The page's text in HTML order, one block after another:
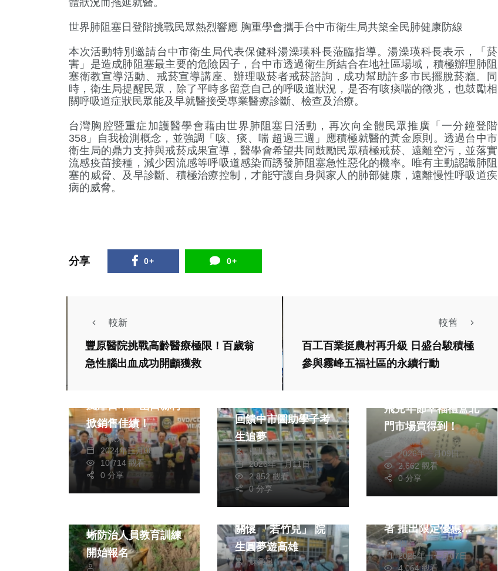
世界肺阻塞日登階挑戰民眾熱烈響應 胸重學會攜手台中市衛生局共築全民肺健康防線
本次活動特別邀請台中市衛生局代表保健科湯澡瑛科長蒞臨指導。湯澡瑛科長表示，「菸
害」是造成肺阻塞最主要的危險因子，台中市透過衛生所結合在地社區場域，積極辦理肺阻
塞衛教宣導活動、戒菸宣導講座、辦理吸菸者戒菸諮詢，成功幫助許多市民擺脫菸癮。同
時，衛生局提醒民眾，除了平時多留意自己的呼吸道狀況，是否有咳痰喘的徵兆，也鼓勵相
關呼吸道症狀民眾能及早就醫接受專業醫療診斷、檢查及治療。
台灣胸腔暨重症加護醫學會藉由世界肺阻塞日活動，再次向全體民眾推廣「一分鐘登階
358」自我檢測概念，並強調「咳、痰、喘 超過三週」應積極就醫的黃金原則。透過台中市
衛生局的鼎力支持與戒菸成果宣導，醫學會希望共同鼓勵民眾積極戒菸、遠離空污，並落實
流感疫苗接種，減少因流感等呼吸道感染而誘發肺阻塞急性惡化的機率。唯有主動認識肺阻
塞的威脅、及早診斷、積極治療控制，才能守護自身與家人的肺部健康，遠離慢性呼吸道疾
病的威脅。
分享 0+ 0+
較新
豐原醫院挑戰高齡醫療極限！百歲翁
急性腦出血成功開顱獲救
較舊
百工百業挺農村再升級 日盛台駿積極
參與霧峰五福社區的永續行動
生活 綜合
美食
風靡日本 山口縣再
掀銷售佳績！
蘇榮泉
2024年三月08日
10,714 觀看
0 分享
生活
回饋中市圖助學子考
生追夢
楊川欽
2026年三月11日
2,852 觀看
0 分享
社會 生活
飛兒年節幸福禮盒北
門市場買得到！
鄭銘德
2026年一月09日
2,662 觀看
0 分享
社會
蜥防治人員教育訓練
開始報名
黃永豐
熱門 生活
綜合
關懷 「若竹兒」 院
生圓夢遊高雄
蘇榮泉
政治 旅遊
者 推出限定優惠與
滿額抽獎活動
張皓傑
2025年十一月07日
4,064 觀看